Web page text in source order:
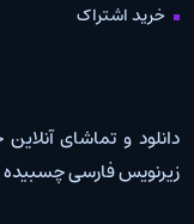
خرید اشتراک
دانلود و تماشای
زیرنویس فارسی